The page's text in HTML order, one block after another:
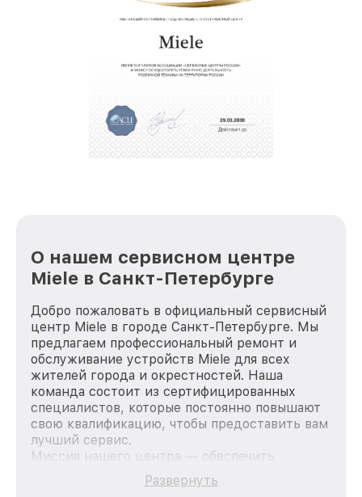
О нашем сервисном центре
Miele в Санкт-Петербурге
Добро пожаловать в официальный сервисный
центр Miele в городе Санкт-Петербурге. Мы
предлагаем профессиональный ремонт и
обслуживание устройств Miele для всех
жителей города и окрестностей. Наша
команда состоит из сертифицированных
специалистов, которые постоянно повышают
свою квалификацию, чтобы предоставить вам
лучший сервис.
Миссия нашего центра — обеспечить
качественный и доступный ремонт для
каждого пользователя продукции Miele, вне
Развернуть